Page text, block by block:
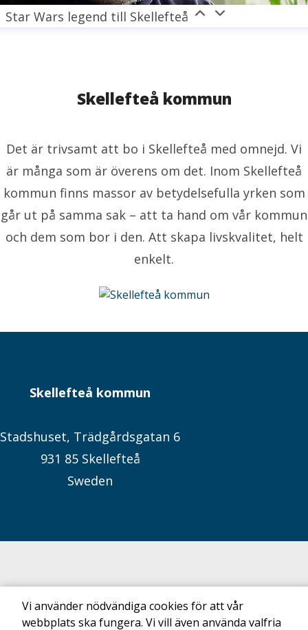
Vi använder nödvändiga cookies för att vår
webbplats ska fungera. Vi vill även använda valfria
Star Wars legend till Skellefteå
Skellefteå kommun
Det är trivsamt att bo i Skellefteå med omnejd. Vi
är många som är överens om det. Inom Skellefteå
kommun finns massor av betydelsefulla yrken som
går ut på samma sak – att ta hand om vår kommun
och dem som bor i den. Att skapa livskvalitet, helt
enkelt.
Skellefteå kommun
Stadshuset, Trädgårdsgatan 6
931 85 Skellefteå
Sweden